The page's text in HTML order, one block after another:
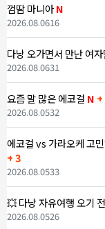
껌땀 마니아N
2026.08.0616
다낭 오가면서 만난 여
2026.08.0631
요즘 말 많은 에코걸 N
2026.08.0532
에코걸 vs 가라오케 고
+ 3
2026.08.0533
💥 다낭 자유여행 오기
2026.08.0526